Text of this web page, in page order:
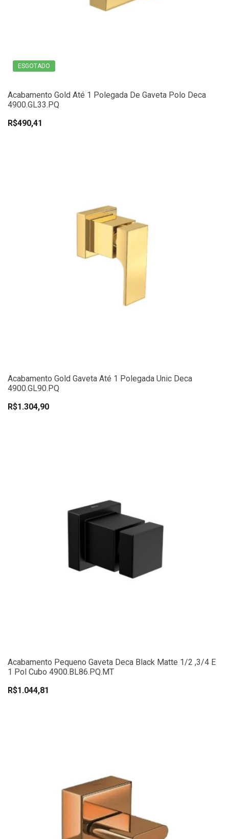
ESGOTADO
Acabamento Gold Até 1 Polegada De Gaveta Polo Deca
4900.GL33.PQ
R$490,41
Acabamento Gold Gaveta Até 1 Polegada Unic Deca
4900.GL90.PQ
R$1.304,90
Acabamento Pequeno Gaveta Deca Black Matte 1/2 ,3/4 E
1 Pol Cubo 4900.BL86.PQ.MT
R$1.044,81